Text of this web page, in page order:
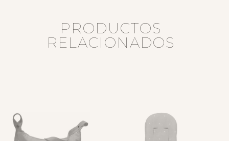
PRODUCTOS
RELACIONADOS